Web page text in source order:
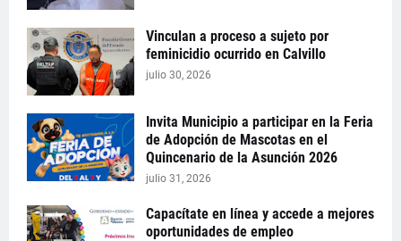
Vinculan a proceso a sujeto por
feminicidio ocurrido en Calvillo
julio 30, 2026
Invita Municipio a participar en la Feria
de Adopción de Mascotas en el
Quincenario de la Asunción 2026
julio 31, 2026
Capacítate en línea y accede a mejores
oportunidades de empleo